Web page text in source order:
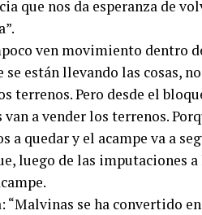
que nos da esperanza de
ven movimiento dentro
se están llevando las cosas,
terrenos. Pero desde el
van a vender los terrenos.
a quedar y el acampe va a
luego de las imputaciones
“Malvinas se ha convertido